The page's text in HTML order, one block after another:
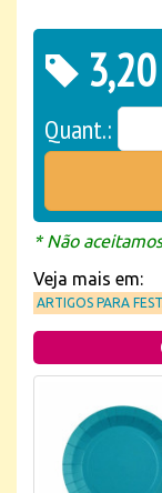
Quant.:
* Não
Veja mais em:
ARTIGOS PARA